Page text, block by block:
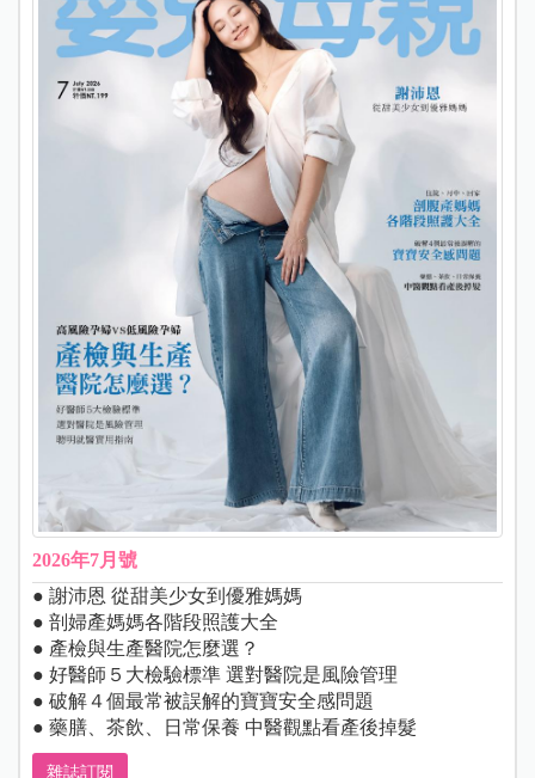
2026年7月號
● 謝沛恩 從甜美少女到優雅媽媽
● 剖婦產媽媽各階段照護大全
● 產檢與生產醫院怎麼選？
● 好醫師５大檢驗標準 選對醫院是風險管理
● 破解４個最常被誤解的寶寶安全感問題
● 藥膳、茶飲、日常保養 中醫觀點看產後掉髮
雜誌訂閱